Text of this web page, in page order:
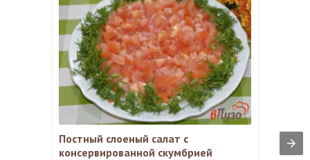
Постный слоеный салат с
консервированной скумбрией